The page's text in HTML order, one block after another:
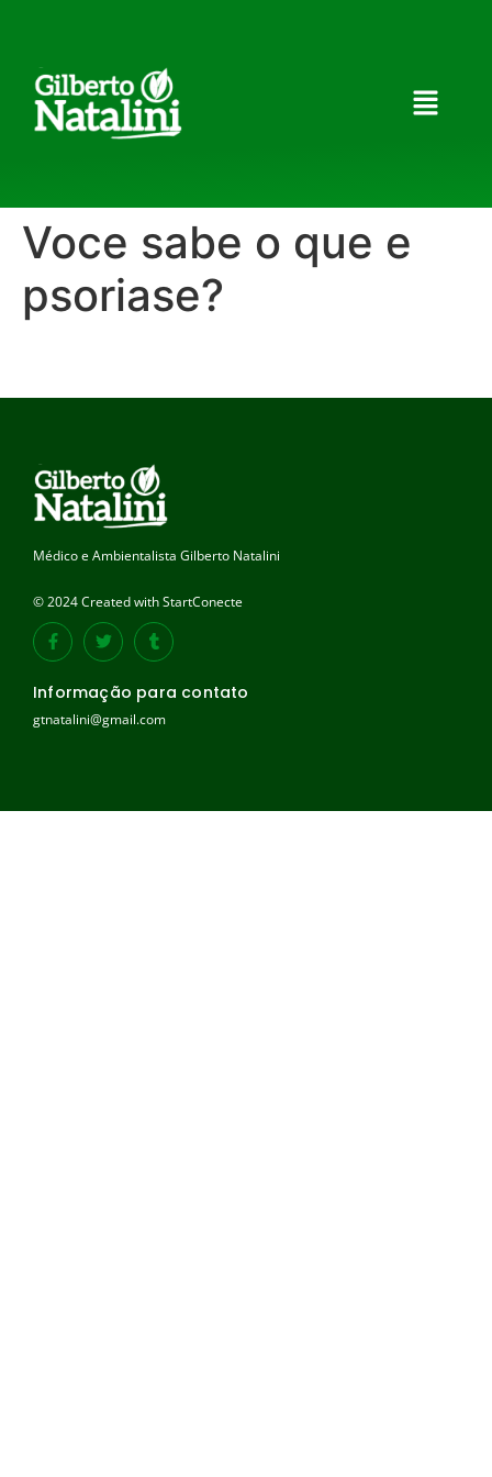
Voce sabe o que e
psoriase?
Médico e Ambientalista Gilberto Natalini
© 2024 Created with StartConecte
Informação para contato
gtnatalini@gmail.com